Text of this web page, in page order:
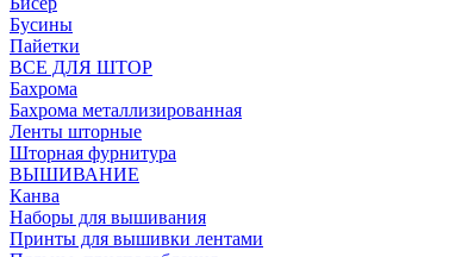
Бусины
Пайетки
ВСЕ ДЛЯ ШТОР
Бахрома
Бахрома металлизированная
Ленты шторные
Шторная фурнитура
ВЫШИВАНИЕ
Канва
Наборы для вышивания
Принты для вышивки лентами